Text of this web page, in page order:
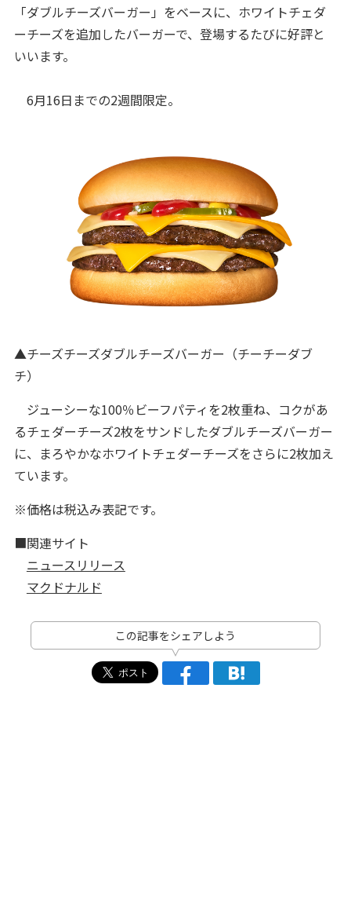
「ダブルチーズバーガー」をベースに、ホワイトチェダ
ーチーズを追加したバーガーで、登場するたびに好評と
いいます。
6月16日までの2週間限定。
▲チーズチーズダブルチーズバーガー（チーチーダブ
チ）
ジューシーな100％ビーフパティを2枚重ね、コクがあ
るチェダーチーズ2枚をサンドしたダブルチーズバーガー
に、まろやかなホワイトチェダーチーズをさらに2枚加え
ています。
※価格は税込み表記です。
■関連サイト
ニュースリリース
マクドナルド
この記事をシェアしよう